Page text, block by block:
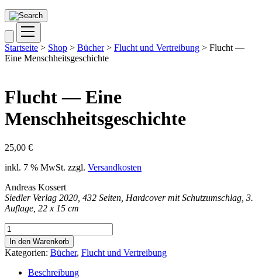
Startseite > Shop > Bücher> Flucht und Vertreibung > Flucht —
Eine Menschheitsgeschichte
Flucht — Eine
Menschheitsgeschichte
25,00 €
inkl. 7 % MwSt. zzgl. Versandkosten
Andreas Kossert
Siedler Verlag 2020, 432 Seiten, Hardcover mit Schutzumschlag, 3.
Auflage, 22 x 15 cm
Flucht
-
Eine
Menschheitsgeschichte
Menge
In den Warenkorb
Kategorien: Bücher, Flucht und Vertreibung
Beschreibung